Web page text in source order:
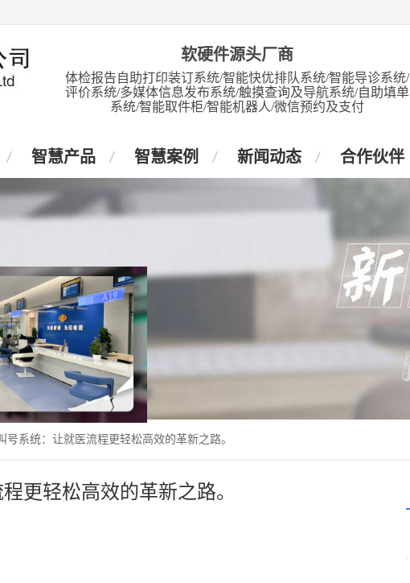
软硬件源头厂商
体检报告自助打印装订系统/智能快优排队系统/智能导诊系统/
评价系统/多媒体信息发布系统/触摸查询及导航系统/自助填单
系统/智能取件柜/智能机器人/微信预约及支付
智慧产品 智慧案例 新闻动态 合作伙伴
号系统：让就医流程更轻松高效的革新之路。
更轻松高效的革新之路。